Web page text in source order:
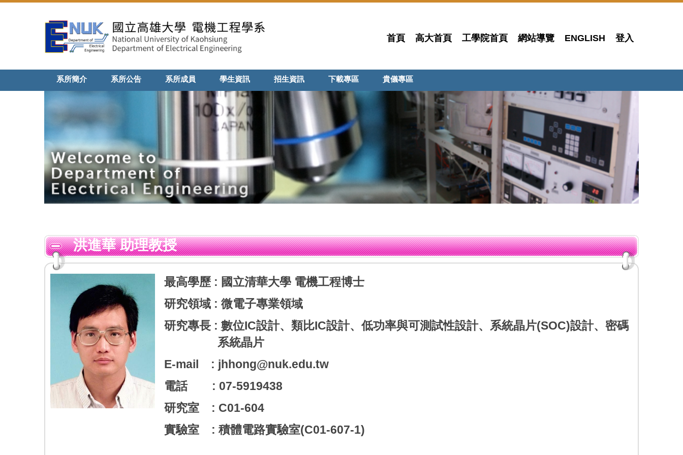
首頁 高大首頁 工學院首頁 網站導覽 ENGLISH 登入
系所簡介 系所公告 系所成員 學生資訊 招生資訊 下載專區 貴儀專區
洪進華 助理教授
最高學歷 : 國立清華大學 電機工程博士
研究領域 : 微電子專業領域
研究專長 : 數位IC設計、類比IC設計、低功率與可測試性設計、系統晶片(SOC)設計、密碼
系統晶片
E-mail : jhhong@nuk.edu.tw
電話 : 07-5919438
研究室 : C01-604
實驗室 : 積體電路實驗室(C01-607-1)